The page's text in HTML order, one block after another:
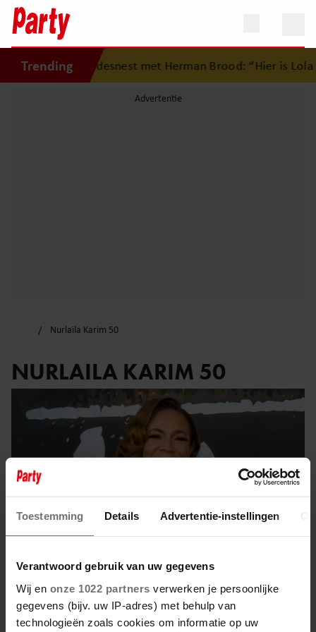
Toestemming Details Advertentie-instellingen
Verantwoord gebruik van uw gegevens
Wij en onze 1022 partners verwerken je persoonlijke
gegevens (bijv. uw IP-adres) met behulp van
technologieën zoals cookies om informatie op uw
Trending
op eerste liefdesnest met Herman Brood: “Hier is Lola
Nurlaila Karim 50
NURLAILA KARIM 50
16 november 2024